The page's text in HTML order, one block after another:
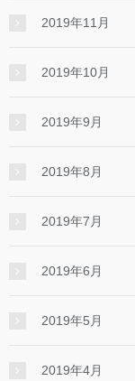
2019年11月
2019年10月
2019年9月
2019年8月
2019年7月
2019年6月
2019年5月
2019年4月